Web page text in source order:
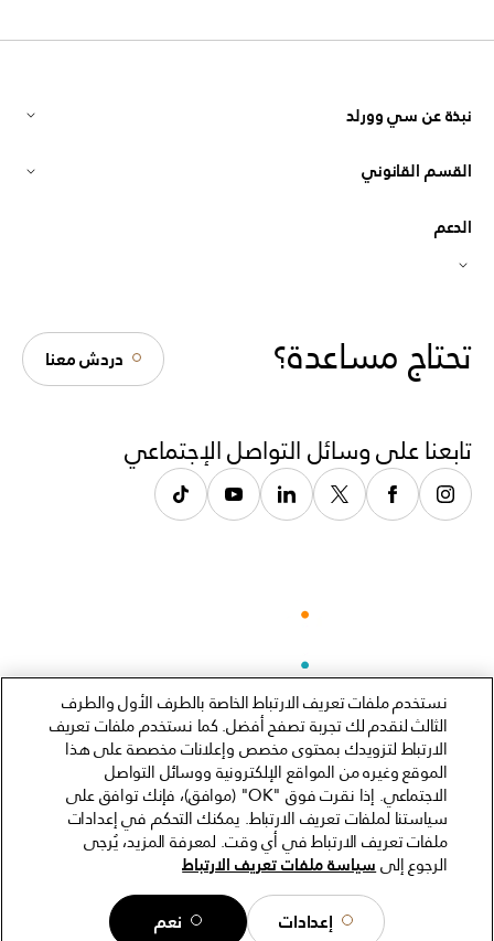
تحتاج مساعدة؟ دردش معنا
نبذة عن سي وورلد
القسم القانوني
الدعم
تابعنا على وسائل التواصل الإجتماعي
Facebook
Twitter
LinkedIn
Tiktok
نستخدم ملفات تعريف الارتباط الخاصة بالطرف الأول والطرف
الثالث لنقدم لك تجربة تصفح أفضل. كما نستخدم ملفات تعريف
الارتباط لتزويدك بمحتوى مخصص وإعلانات مخصصة على هذا
الموقع وغيره من المواقع الإلكترونية ووسائل التواصل
الاجتماعي. إذا نقرت فوق "OK" (موافق)، فإنك توافق على
سياستنا لملفات تعريف الارتباط. يمكنك التحكم في إعدادات
ملفات تعريف الارتباط في أي وقت. لمعرفة المزيد، يُرجى
الرجوع إلىسياسة ملفات تعريف الارتباط
إعدادات نعم